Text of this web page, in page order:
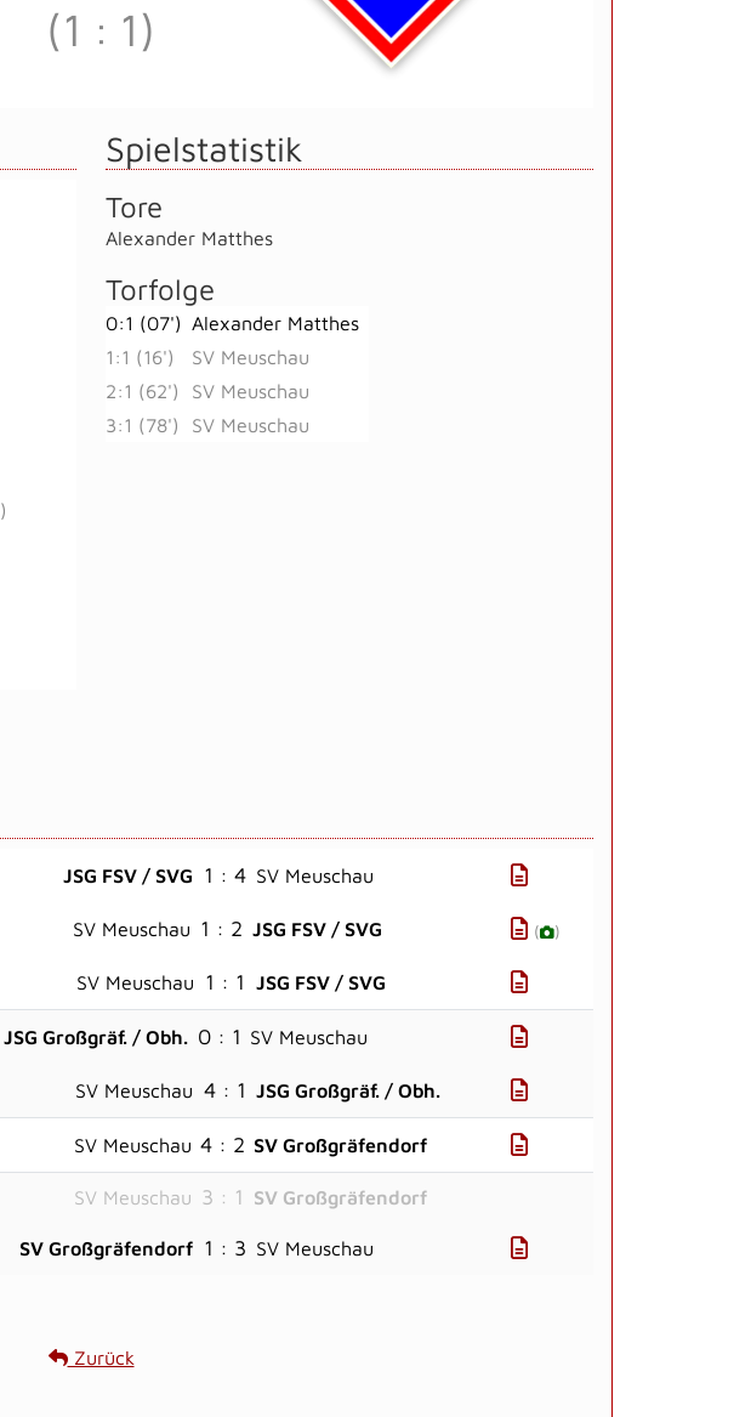
(1 : 1)
)
Spielstatistik
Tore
Alexander Matthes
Torfolge
0:1 (07')
Alexander Matthes
1:1 (16')
SV Meuschau
2:1 (62')
SV Meuschau
3:1 (78')
SV Meuschau
JSG FSV / SVG 1 : 4 SV Meuschau
SV Meuschau 1 : 2 JSG FSV / SVG ( )
SV Meuschau 1 : 1 JSG FSV / SVG
JSG Großgräf. / Obh. 0 : 1 SV Meuschau
SV Meuschau 4 : 1 JSG Großgräf. / Obh.
SV Meuschau 4 : 2 SV Großgräfendorf
SV Meuschau 3 : 1 SV Großgräfendorf
SV Großgräfendorf 1 : 3 SV Meuschau
Zurück